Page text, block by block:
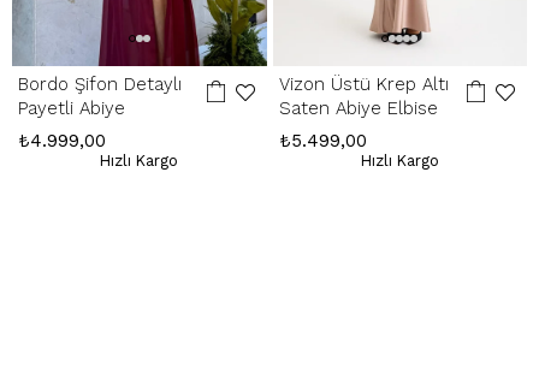
Bordo Şifon Detaylı
Payetli Abiye
₺4.999,00
Hızlı Kargo
Vizon Üstü Krep Altı
Saten Abiye Elbise
₺5.499,00
Hızlı Kargo